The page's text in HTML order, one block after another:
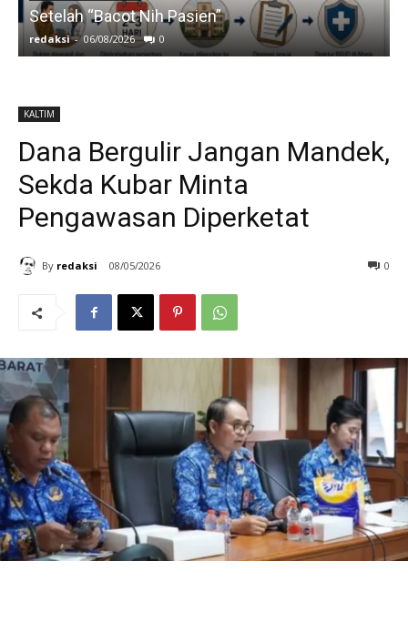
Setelah “Bacot Nih Pasien”
redaksi - 06/08/2026 0